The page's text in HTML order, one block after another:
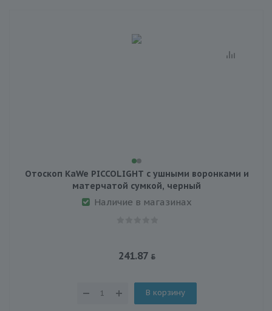
Отоскоп KaWe PICCOLIGHT с ушными воронками и
матерчатой сумкой, черный
Наличие в магазинах
241.87
В корзину